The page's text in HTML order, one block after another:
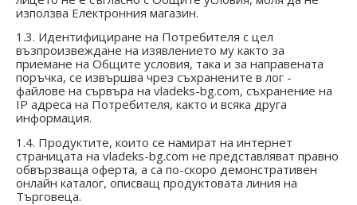
използва Eлектронния магазин.
1.3. Идентифициране на Потребителя с цел
възпроизвеждане на изявлението му както за
приемане на Общите условия, така и за направената
поръчка, се извършва чрез съхранените в лог -
файлове на сървъра на vladeks-bg.com, съхранение на
IP адреса на Потребителя, както и всяка друга
информация.
1.4. Продуктите, които се намират на интернет
страницата на vladeks-bg.com не представляват правно
обвързваща оферта, а са по-скоро демонстративен
онлайн каталог, описващ продуктовата линия на
Търговеца.